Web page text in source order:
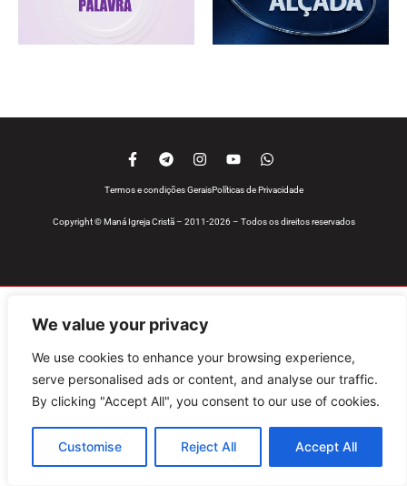
We value your privacy
We use cookies to enhance your browsing experience,
serve personalised ads or content, and analyse our traffic.
By clicking "Accept All", you consent to our use of cookies.
Customise Reject All Accept All
Copyright © Maná Igreja Cristã – 2011-2026 – Todos os direitos reservados
Termos e condições GeraisPolíticas de Privacidade